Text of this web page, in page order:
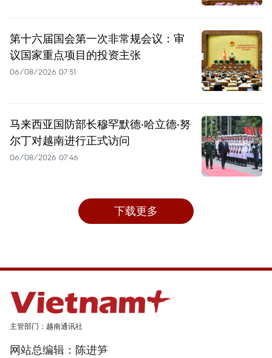
第十六届国会第一次非常规会议：审
议国家重点项目的投资主张
06/08/2026 07:51
马来西亚国防部长穆罕默德·哈立德·努
尔丁对越南进行正式访问
06/08/2026 07:46
下载更多
主管部门：越南通讯社
网站总编辑：陈进笋